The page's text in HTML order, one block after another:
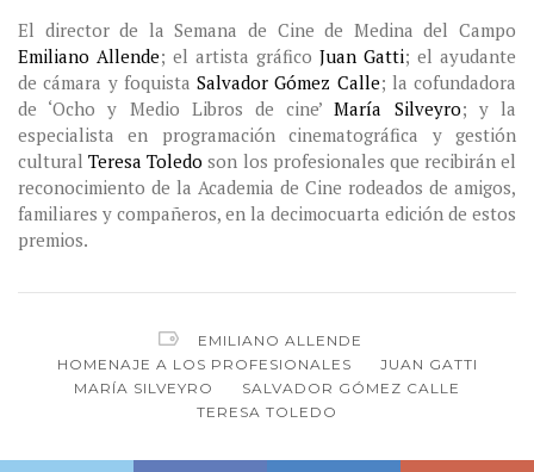
El director de la Semana de Cine de Medina del Campo
Emiliano Allende; el artista gráfico Juan Gatti; el ayudante
de cámara y foquista Salvador Gómez Calle; la cofundadora
de ‘Ocho y Medio Libros de cine’María Silveyro; y la
especialista en programación cinematográfica y gestión
culturalTeresa Toledo son los profesionales que recibirán el
reconocimiento de la Academia de Cine rodeados de amigos,
familiares y compañeros, en la decimocuarta edición de estos
premios.
EMILIANO ALLENDE
HOMENAJE A LOS PROFESIONALES
JUAN GATTI
MARÍA SILVEYRO
SALVADOR GÓMEZ CALLE
TERESA TOLEDO